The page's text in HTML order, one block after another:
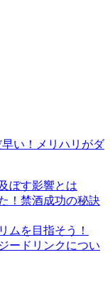
い！メリハリがダ
ぼす影響とは
！禁酒成功の秘訣
ムを目指そう！
ードリンクについ